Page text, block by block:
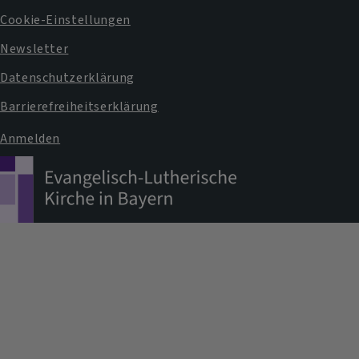
Cookie-Einstellungen
Newsletter
Datenschutzerklärung
Barrierefreiheitserklärung
Benutzermenü
Anmelden